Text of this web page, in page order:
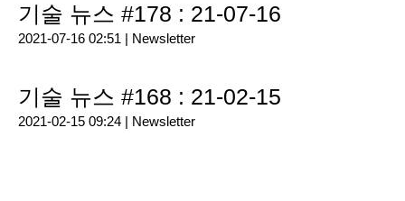
기술 뉴스 #178 : 21-07-16
2021-07-16 02:51 | Newsletter
기술 뉴스 #168 : 21-02-15
2021-02-15 09:24 | Newsletter